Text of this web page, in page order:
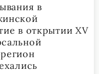
в
в открытии XV